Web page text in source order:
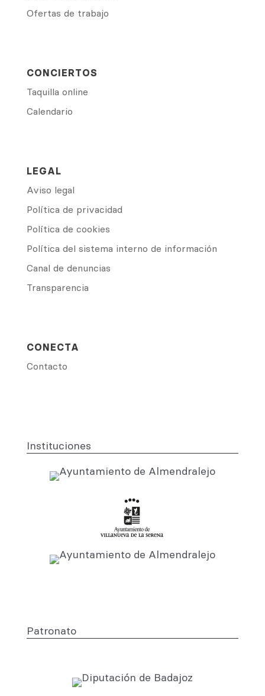
Ofertas de trabajo
CONCIERTOS
Taquilla online
Calendario
LEGAL
Aviso legal
Política de privacidad
Política de cookies
Política del sistema interno de información
Canal de denuncias
Transparencia
CONECTA
Contacto
Instituciones
Patronato